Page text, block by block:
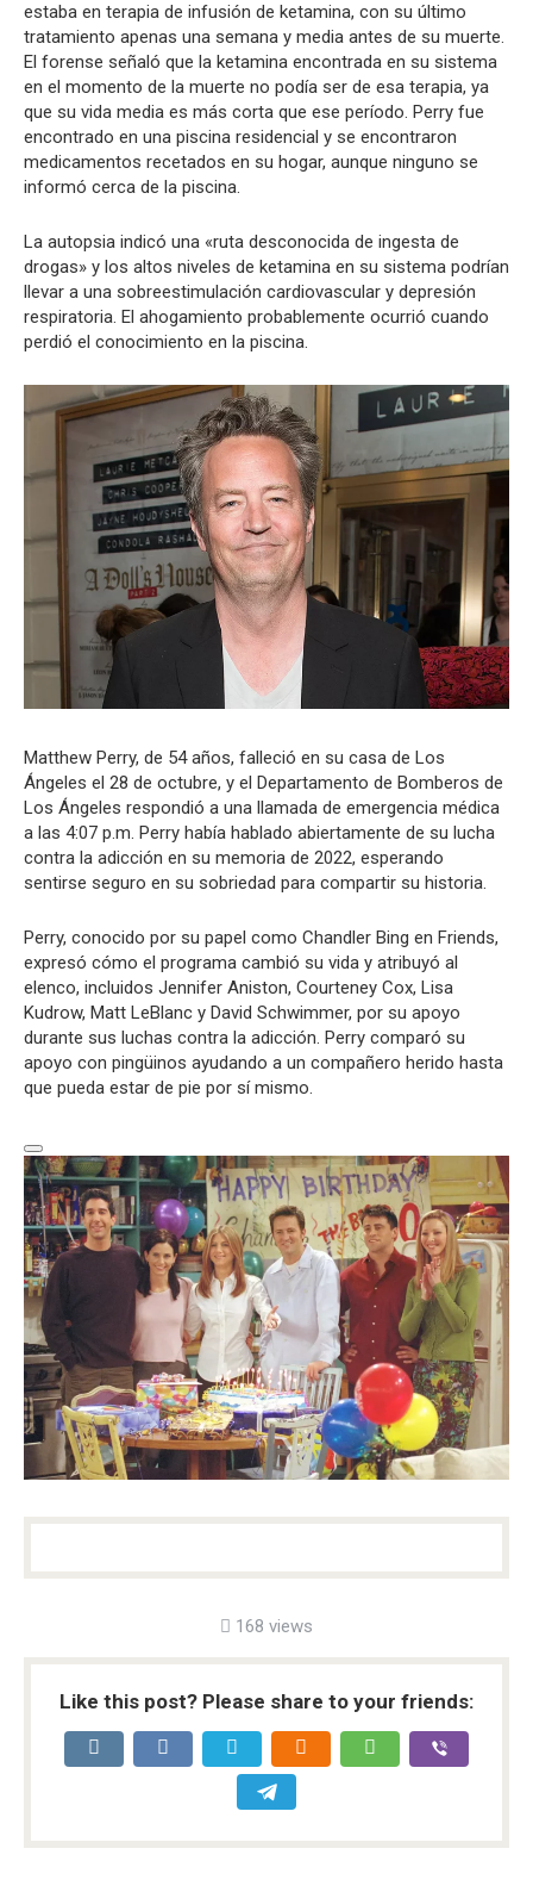
estaba en terapia de infusión de ketamina, con su último
tratamiento apenas una semana y media antes de su muerte.
El forense señaló que la ketamina encontrada en su sistema
en el momento de la muerte no podía ser de esa terapia, ya
que su vida media es más corta que ese período. Perry fue
encontrado en una piscina residencial y se encontraron
medicamentos recetados en su hogar, aunque ninguno se
informó cerca de la piscina.
La autopsia indicó una «ruta desconocida de ingesta de
drogas» y los altos niveles de ketamina en su sistema podrían
llevar a una sobreestimulación cardiovascular y depresión
respiratoria. El ahogamiento probablemente ocurrió cuando
perdió el conocimiento en la piscina.
Matthew Perry, de 54 años, falleció en su casa de Los
Ángeles el 28 de octubre, y el Departamento de Bomberos de
Los Ángeles respondió a una llamada de emergencia médica
a las 4:07 p.m. Perry había hablado abiertamente de su lucha
contra la adicción en su memoria de 2022, esperando
sentirse seguro en su sobriedad para compartir su historia.
Perry, conocido por su papel como Chandler Bing en Friends,
expresó cómo el programa cambió su vida y atribuyó al
elenco, incluidos Jennifer Aniston, Courteney Cox, Lisa
Kudrow, Matt LeBlanc y David Schwimmer, por su apoyo
durante sus luchas contra la adicción. Perry comparó su
apoyo con pingüinos ayudando a un compañero herido hasta
que pueda estar de pie por sí mismo.
168 views
Like this post? Please share to your friends: